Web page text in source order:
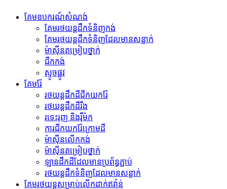
គែមឧបករណ៍សំណង់
គែម​រថយន្ត​ដឹក​ទំនិញ​កង់
គែមរថយន្តដឹកទំនិញដែលមានសន្លាក់
ម៉ាស៊ីន​តម្រៀប​ថ្នាក់
ជីក​កង់
ស្ទូចផ្លូវ
គែមរ៉ែ
រថយន្តដឹកដីជីកយករ៉ែ
រថយន្ត​ដឹក​ដី​រឹង
រទេះរុញ និងរ៉ឺម៉ក
ការជីកយករ៉ែក្រោមដី
ម៉ាស៊ីន​លើក​កង់
ម៉ាស៊ីន​តម្រៀប​ថ្នាក់
ឡានដឹកដីដែលមានប្រព័ន្ធភ្ជាប់
រថយន្ត​ដឹក​ទំនិញ​ដែល​មាន​សន្លាក់​
គែមរថយន្តសម្រាប់លើកដាក់ឥវ៉ាន់